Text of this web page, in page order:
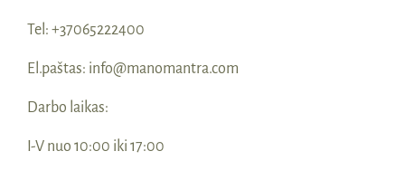
Tel: +37065222400
El.paštas: info@manomantra.com
Darbo laikas:
I-V nuo 10:00 iki 17:00